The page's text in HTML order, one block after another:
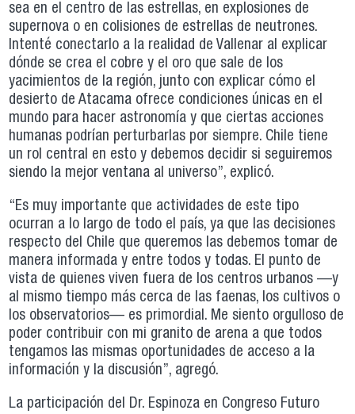
sea en el centro de las estrellas, en explosiones de
supernova o en colisiones de estrellas de neutrones.
Intenté conectarlo a la realidad de Vallenar al explicar
dónde se crea el cobre y el oro que sale de los
yacimientos de la región, junto con explicar cómo el
desierto de Atacama ofrece condiciones únicas en el
mundo para hacer astronomía y que ciertas acciones
humanas podrían perturbarlas por siempre. Chile tiene
un rol central en esto y debemos decidir si seguiremos
siendo la mejor ventana al universo”, explicó.
“Es muy importante que actividades de este tipo
ocurran a lo largo de todo el país, ya que las decisiones
respecto del Chile que queremos las debemos tomar de
manera informada y entre todos y todas. El punto de
vista de quienes viven fuera de los centros urbanos —y
al mismo tiempo más cerca de las faenas, los cultivos o
los observatorios— es primordial. Me siento orgulloso de
poder contribuir con mi granito de arena a que todos
tengamos las mismas oportunidades de acceso a la
información y la discusión”, agregó.
La participación del Dr. Espinoza en Congreso Futuro